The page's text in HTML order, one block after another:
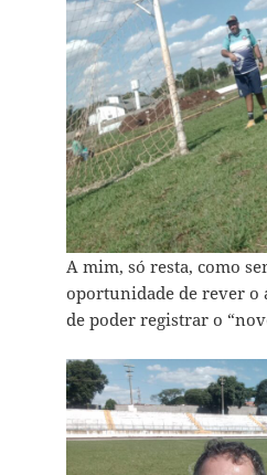
A mim, só resta, como
oportunidade de rever o
de poder registrar o